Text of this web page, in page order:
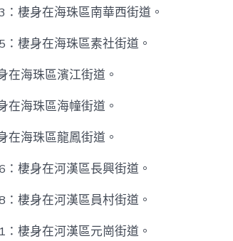
棲身在海珠區南華西街道。
棲身在海珠區素社街道。
在海珠區濱江街道。
在海珠區海幢街道。
在海珠區龍鳳街道。
棲身在河漢區長興街道。
棲身在河漢區員村街道。
棲身在河漢區元崗街道。